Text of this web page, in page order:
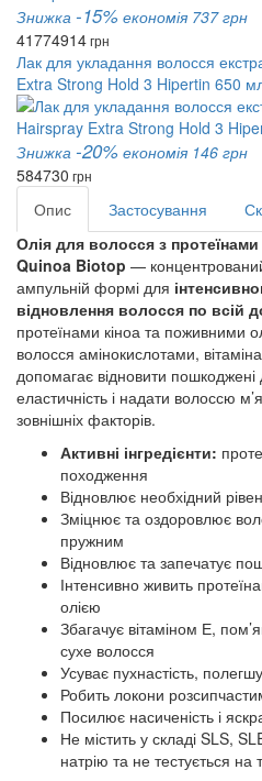
Знижка -15% економія 737 грн
41774914грн
Лак для укладання волосся
Extra Strong Hold 3 Hipertin 650
Знижка -20% економія 146 грн
584730 грн
Опис Застосування
Олія для волосся з
Quinoa Biotop —
ампульній формі для
відновлення волосся по всій
протеїнами кіноа та поживними
волосся амінокислотами,
допомагає відновити
еластичність і надати волоссю
зовнішніх факторів.
Активні інгредієнти:
походження
Відновлює необхідний
Зміцнює та оздоровлює
пружним
Відновлює та запечатує
Інтенсивно живить
олією
Збагачує вітаміном Е,
сухе волосся
Усуває пухнастість,
Робить локони
Посилює насиченість і
Не містить у складі SLS,
натрію та не тестується на